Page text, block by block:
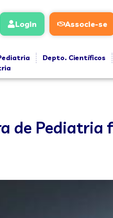
Login Associe-se
Depto. Científicos
de Pediatria